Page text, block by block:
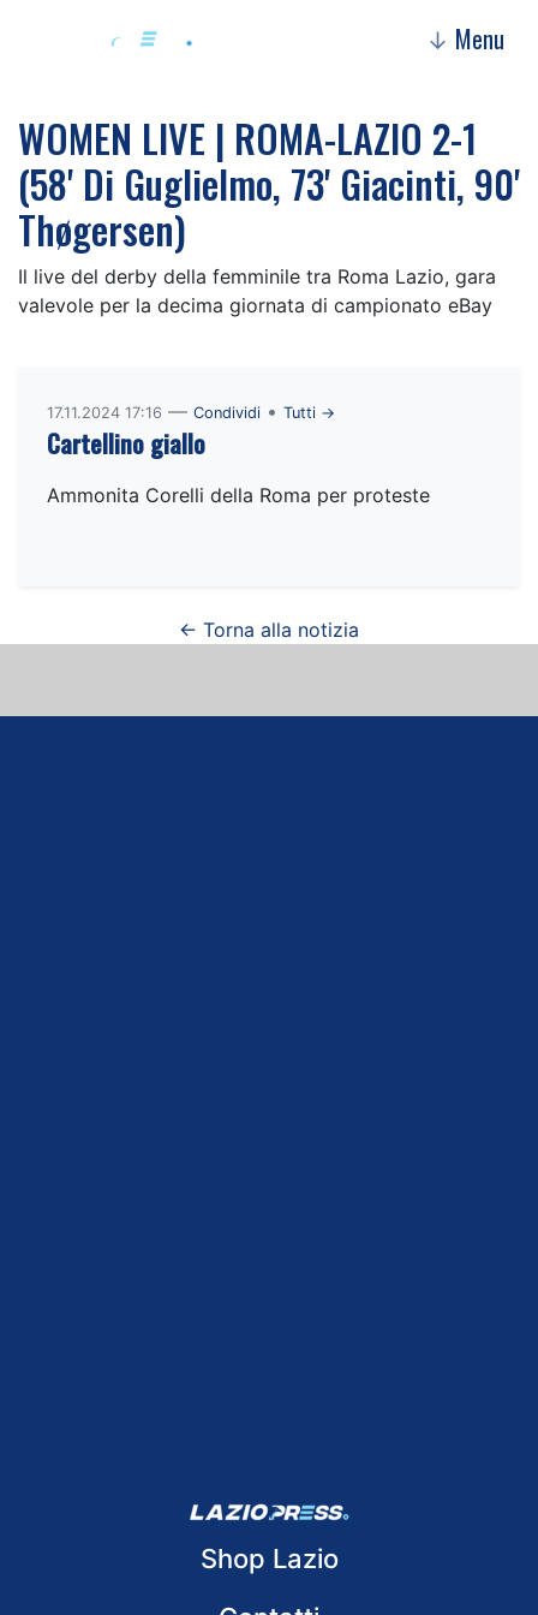
↓ Menu
WOMEN LIVE | ROMA-LAZIO 2-1
(58' Di Guglielmo, 73' Giacinti, 90'
Thøgersen)
Il live del derby della femminile tra Roma Lazio, gara
valevole per la decima giornata di campionato eBay
17.11.2024 17:16 — Condividi • Tutti →
Cartellino giallo
Ammonita Corelli della Roma per proteste
← Torna alla notizia
Shop Lazio